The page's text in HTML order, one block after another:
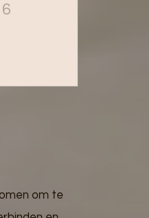
6
om te